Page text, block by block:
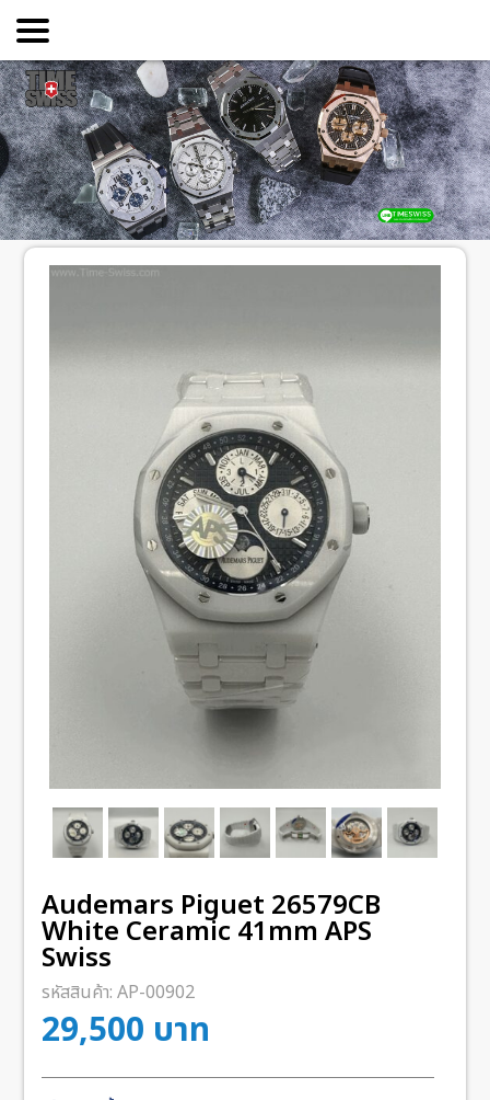
Audemars Piguet 26579CB
White Ceramic 41mm APS
Swiss
รหัสสินค้า:AP-00902
29,500 บาท